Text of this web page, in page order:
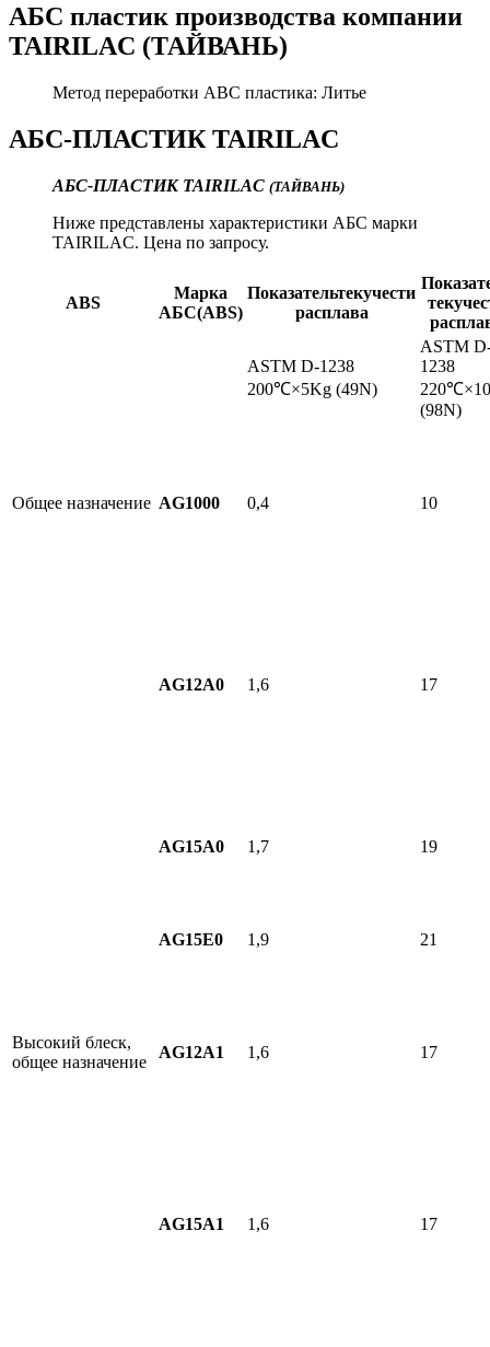
АБС пластик производства компании
TAIRILAC (ТАЙВАНЬ)
Метод переработки ABC пластика: Литье
АБС-ПЛАСТИК TAIRILAC
АБС-ПЛАСТИК TAIRILAC (ТАЙВАНЬ)
Ниже представлены характеристики АБС марки
TAIRILAC. Цена по запросу.
ABS
Марка
АБС(ABS)
Показательтекучести
расплава
ASTM D-1238
200℃×5Kg (49N)
ASTM
1238
(98N)
Общее назначение AG1000 0,4 10
AG12A0 1,6 17
AG15A0 1,7 19
AG15E0 1,9 21
Высокий блеск,
общее назначение
AG12A1 1,6 17
AG15A1 1,6 17